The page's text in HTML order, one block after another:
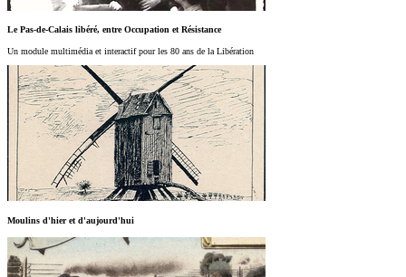
Le Pas-de-Calais libéré, entre Occupation et Résistance
Un module multimédia et interactif pour les 80 ans de la Libération
Moulins d'hier et d'aujourd'hui